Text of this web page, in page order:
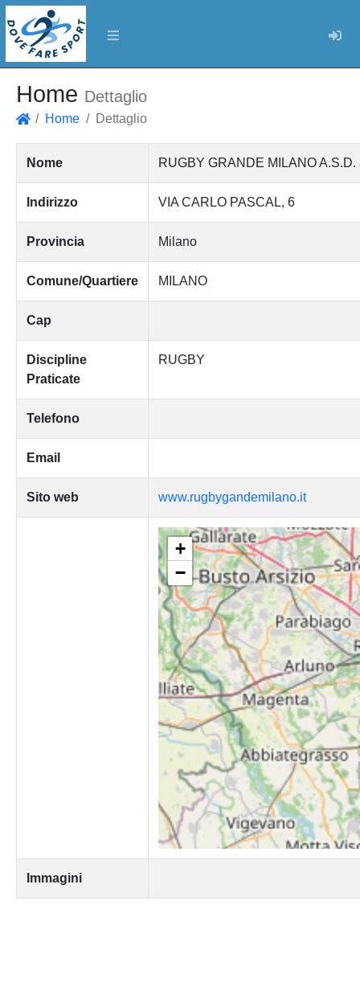
Home Dettaglio
Home Dettaglio
Nome RUGBY GRANDE MILANO
Indirizzo VIA CARLO PASCAL, 6
Provincia Milano
Comune/Quartiere MILANO
Cap
Discipline
Praticate
RUGBY
Telefono
Email
Sito web www.rugbygandemilano.it
+
−
Immagini